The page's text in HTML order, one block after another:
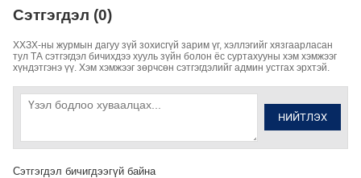
Сэтгэгдэл (0)
ХХЗХ-ны журмын дагуу зүй зохисгүй зарим үг, хэллэгийг хязгаарласан
тул ТА сэтгэгдэл бичихдээ хууль зүйн болон ёс суртахууны хэм хэмжээг
хүндэтгэнэ үү. Хэм хэмжээг зөрчсөн сэтгэгдэлийг админ устгах эрхтэй.
НИЙТЛЭХ
Сэтгэгдэл бичигдээгүй байна